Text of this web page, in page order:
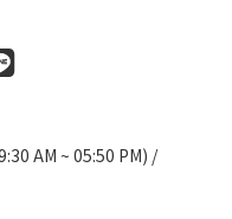
AM ~ 05:50 PM) /